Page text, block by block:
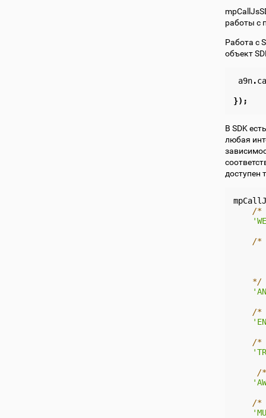
работы с
Работа с
объект
a9n.
});
В SDK
любая
доступен
/*
/*
    */
/*
/*
/*
/*